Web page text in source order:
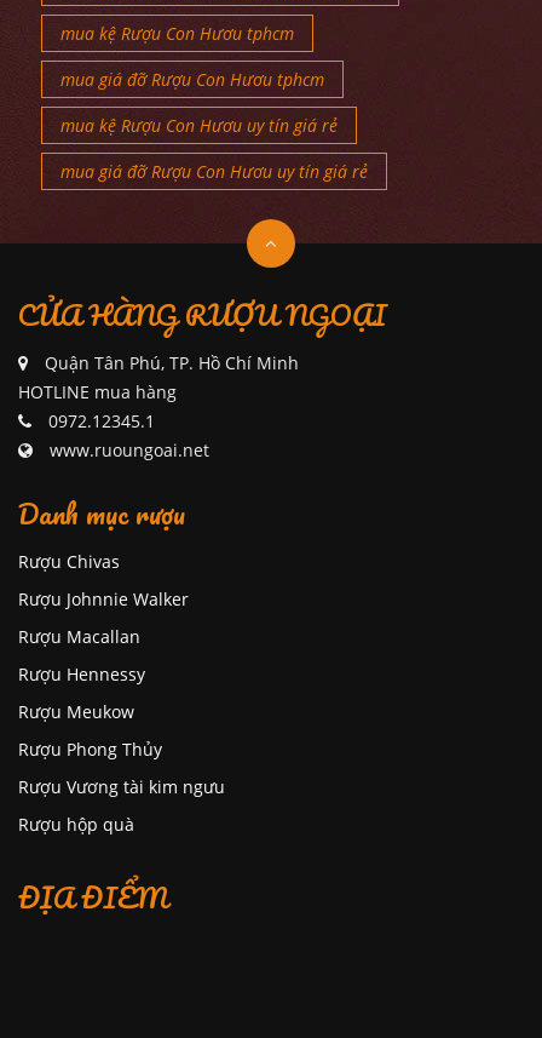
mua kệ Rượu Con Hươu tphcm
mua giá đỡ Rượu Con Hươu tphcm
mua kệ Rượu Con Hươu uy tín giá rẻ
mua giá đỡ Rượu Con Hươu uy tín giá rẻ
CỬA HÀNG RƯỢU NGOẠI
Quận Tân Phú, TP. Hồ Chí Minh
HOTLINE mua hàng
0972.12345.1
www.ruoungoai.net
Danh mục rượu
Rượu Chivas
Rượu Johnnie Walker
Rượu Macallan
Rượu Hennessy
Rượu Meukow
Rượu Phong Thủy
Rượu Vương tài kim ngưu
Rượu hộp quà
ĐỊA ĐIỂM